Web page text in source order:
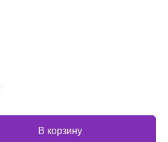
В корзину